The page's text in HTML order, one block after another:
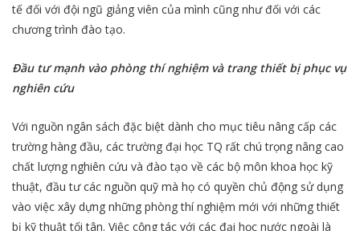
tế đối với đội ngũ giảng viên của mình cũng như đối với các
chương trình đào tạo.
Đầu tư mạnh vào phòng thí nghiệm và trang thiết bị phục vụ
nghiên cứu
Với nguồn ngân sách đặc biệt dành cho mục tiêu nâng cấp các
trường hàng đầu, các trường đại học TQ rất chú trọng nâng cao
chất lượng nghiên cứu và đào tạo về các bộ môn khoa học kỹ
thuật, đầu tư các nguồn quỹ mà họ có quyền chủ động sử dụng
vào việc xây dựng những phòng thí nghiệm mới với những thiết
bị kỹ thuật tối tân. Việc cộng tác với các đại học nước ngoài là